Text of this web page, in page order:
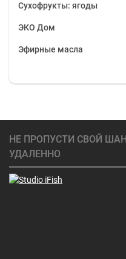
Сухофрукты: ягоды
ЭКО Дом
Эфирные масла
НЕ ПРОПУСТИ СВОЙ
УДАЛЕННО